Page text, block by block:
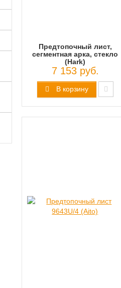
Предтопочный лист,
сегментная арка, стекло
(Hark)
7 153 руб.
В корзину